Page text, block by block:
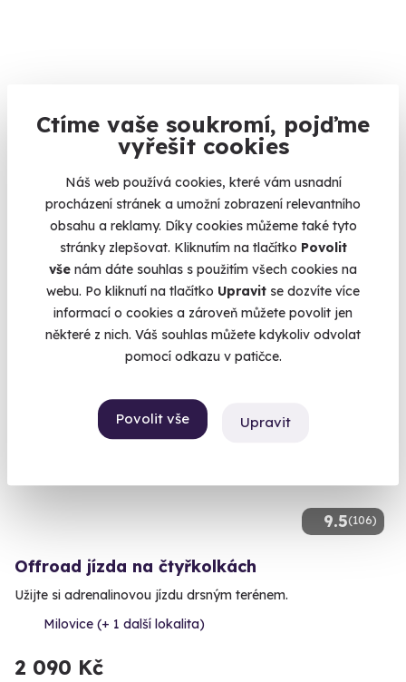
Ctíme vaše soukromí, pojďme
vyřešit cookies
Náš web používá cookies, které vám usnadní
procházení stránek a umožní zobrazení relevantního
obsahu a reklamy. Díky cookies můžeme také tyto
stránky zlepšovat. Kliknutím na tlačítko Povolit
vše nám dáte souhlas s použitím všech cookies na
webu. Po kliknutí na tlačítko Upravit se dozvíte více
informací o cookies a zároveň můžete povolit jen
některé z nich. Váš souhlas můžete kdykoliv odvolat
pomocí odkazu v patičce.
Povolit vše Upravit
9.6(112)
Zažijte umění staré přes dva tisíce let na vlastní kůži.
Mladá Boleslav
(+ 10 dalších lokalit)
2 290 Kč
9.5(106)
Offroad jízda na čtyřkolkách
Užijte si adrenalinovou jízdu drsným terénem.
Milovice (+ 1 další lokalita)
2 090 Kč